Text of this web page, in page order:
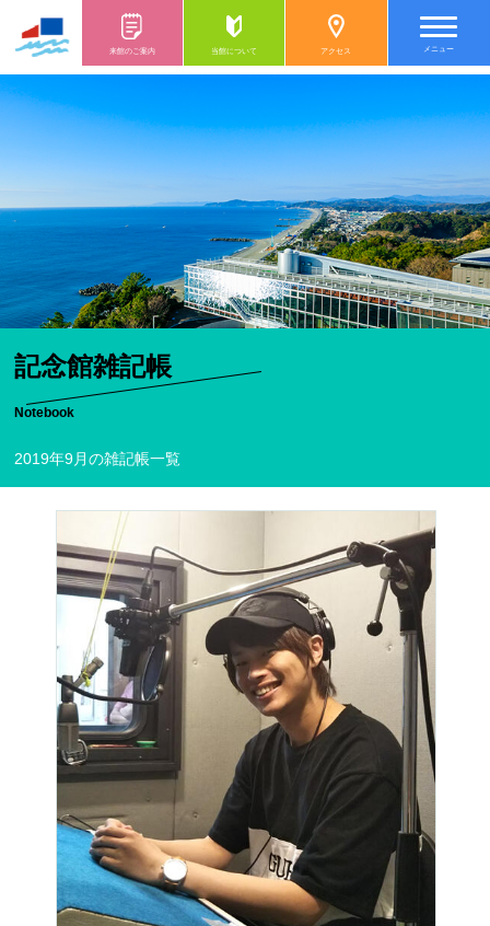
来館のご案内 当館について アクセス メニュー
記念館雑記帳
Notebook
2019年9月の雑記帳一覧